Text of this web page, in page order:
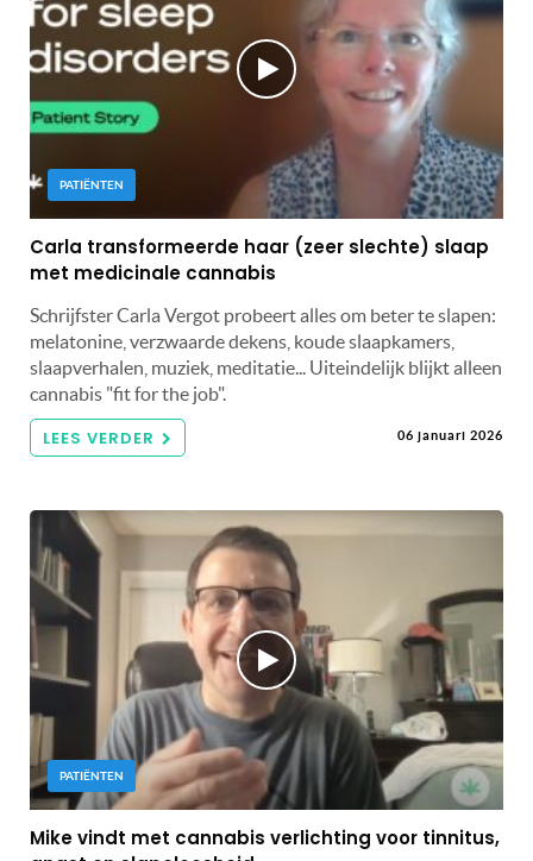
PATIËNTEN
Carla transformeerde haar (zeer slechte) slaap
met medicinale cannabis
Schrijfster Carla Vergot probeert alles om beter te slapen:
melatonine, verzwaarde dekens, koude slaapkamers,
slaapverhalen, muziek, meditatie... Uiteindelijk blijkt alleen
cannabis "fit for the job".
LEES VERDER 06 januari 2026
PATIËNTEN
Mike vindt met cannabis verlichting voor tinnitus,